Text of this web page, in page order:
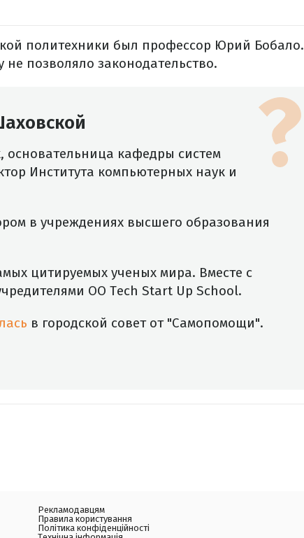
политехники был профессор Юрий Бобало.
позволяло законодательство.
основательница кафедры систем
Института компьютерных наук и
в учреждениях высшего образования
цитируемых ученых мира. Вместе с
ОО Tech Start Up School.
в городской совет от "Самопомощи".
Рекламодавцям
Правила користування
Політика конфіденційності